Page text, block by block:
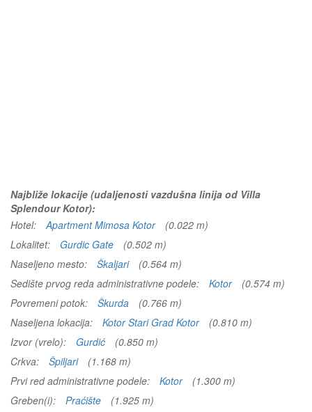
Najbliže lokacije (udaljenosti vazdušna linija od Villa
Splendour Kotor):
Hotel:
Apartment Mimosa Kotor
(0.022 m)
Lokalitet:
Gurdic Gate
(0.502 m)
Naseljeno mesto:
Škaljari
(0.564 m)
Sedište prvog reda administrativne podele:
Kotor
(0.574 m)
Povremeni potok:
Škurda
(0.766 m)
Naseljena lokacija:
Kotor Stari Grad Kotor
(0.810 m)
Izvor (vrelo):
Gurdić
(0.850 m)
Crkva:
Špiljari
(1.168 m)
Prvi red administrativne podele:
Kotor
(1.300 m)
Greben(i):
Praćište (1.925 m)